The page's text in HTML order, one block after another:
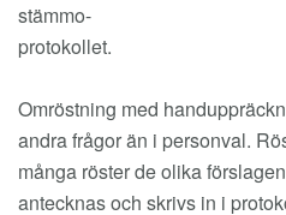
stämmo-
protokollet.
Omröstning med
andra frågor än i personval.
många röster de olika
antecknas och skrivs in i